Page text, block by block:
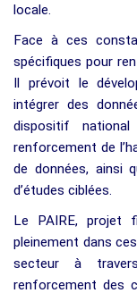
locale.
Face à ces
spécifiques pour
Il prévoit le
intégrer des
dispositif national
renforcement de
de données, ainsi
d’études ciblées.
Le PAIRE, projet
pleinement dans
secteur à
renforcement des